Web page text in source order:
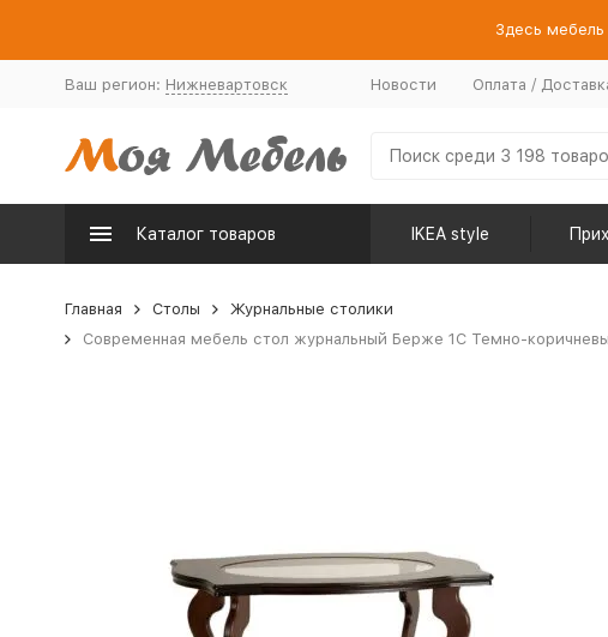
Здесь мебель
Ваш регион: Нижневартовск Новости Оплата /
Каталог товаров IKEA style
Главная Столы
Журнальные столики
Современная мебель стол журнальный Берже 1С Темно-